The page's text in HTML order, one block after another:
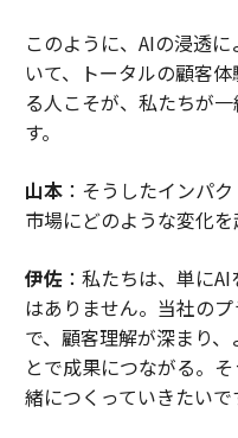
このように、AIの浸透
いて、トータルの顧客
る人こそが、私たちが
す。
山本：そうしたインパ
市場にどのような変化を
伊佐：私たちは、単に
はありません。当社の
で、顧客理解が深まり
とで成果につながる。
緒につくっていきたいで